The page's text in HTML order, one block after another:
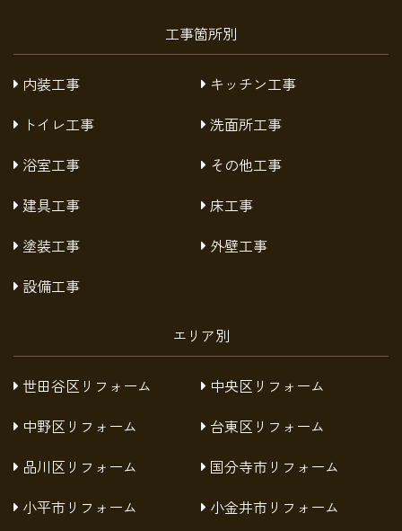
工事箇所別
内装工事
キッチン工事
トイレ工事
洗面所工事
浴室工事
その他工事
建具工事
床工事
塗装工事
外壁工事
設備工事
エリア別
世田谷区リフォーム
中央区リフォーム
中野区リフォーム
台東区リフォーム
品川区リフォーム
国分寺市リフォーム
小平市リフォーム
小金井市リフォーム